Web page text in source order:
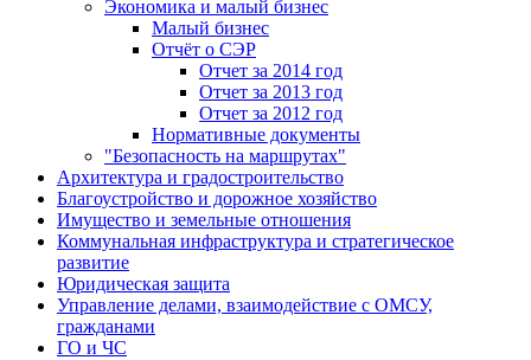
Экономика и малый бизнес
Малый бизнес
Отчёт о СЭР
Отчет за 2014 год
Отчет за 2013 год
Отчет за 2012 год
Нормативные документы
"Безопасность на маршрутах"
Архитектура и градостроительство
Благоустройство и дорожное хозяйство
Имущество и земельные отношения
Коммунальная инфраструктура и стратегическое
развитие
Юридическая защита
Управление делами, взаимодействие с ОМСУ,
гражданами
ГО и ЧС